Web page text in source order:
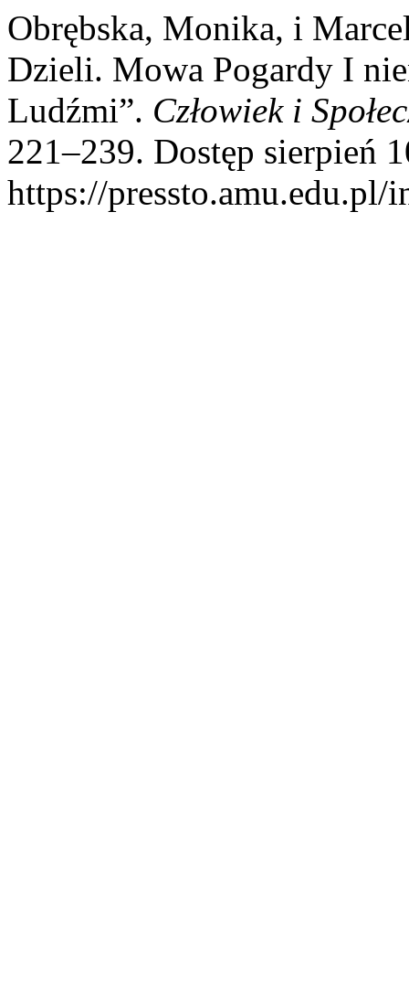
Obrębska, Monika, i
Dzieli. Mowa Pogardy I
Ludźmi”. Człowiek i
221–239. Dostęp sierpień
https://